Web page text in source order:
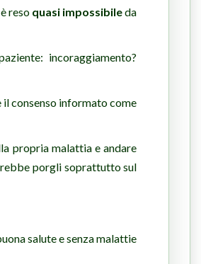
reso quasi impossibileda
incoraggiamento?
il consenso informato come
propria malattia e andare
porgli soprattutto sul
salute e senza malattie